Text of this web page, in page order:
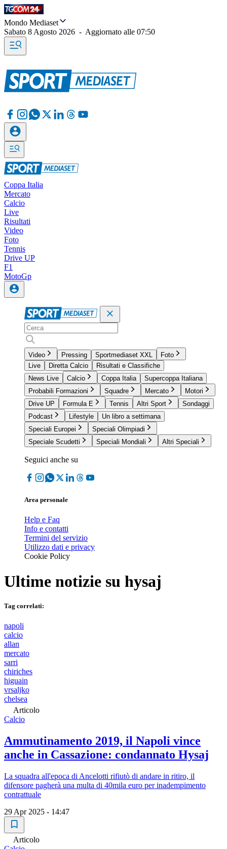
Mondo Mediaset
Sabato 8 Agosto 2026 - Aggiornato alle 07:50
Coppa Italia
Mercato
Calcio
Live
Risultati
Video
Foto
Tennis
Drive UP
F1
MotoGp
Video Pressing Sportmediaset XXL
Foto
Live
Diretta Calcio
Risultati e Classifiche
News Live
Calcio Coppa Italia
Supercoppa Italiana
Probabili Formazioni
Squadre Mercato
Motori
Drive UP
Formula E Tennis Altri Sport
Sondaggi
Podcast
Lifestyle
Un libro a settimana
Speciali Europei
Speciali Olimpiadi
Speciale Scudetti
Speciali Mondiali Altri Speciali
Seguici anche su
Area personale
Help e Faq
Info e contatti
Termini del servizio
Utilizzo dati e privacy
Cookie Policy
Ultime notizie su hysaj
Tag correlati:
napoli
calcio
allan
mercato
sarri
chiriches
higuain
vrsaljko
chelsea
Articolo
Calcio
Ammutinamento 2019, il Napoli vince
anche in Cassazione: condannato Hysaj
La squadra all'epoca di Ancelotti rifiutò di andare in ritiro, il
difensore pagherà una multa di 40mila euro per inadempimento
contrattuale
29 Apr 2025 - 14:47
Articolo